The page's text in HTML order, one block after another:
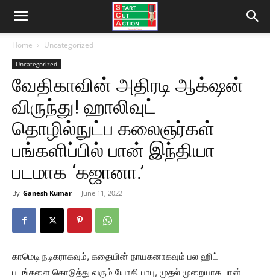
Home Uncategorized
Uncategorized
வேதிகாவின் அதிரடி ஆக்‌ஷன்
விருந்து! ஹாலிவுட்
தொழில்நுட்ப கலைஞர்கள்
பங்களிப்பில் பான் இந்தியா
படமாக ‘கஜானா.’
By Ganesh Kumar - June 11, 2022
காமெடி நடிகராகவும், கதையின் நாயகனாகவும் பல ஹிட்
படங்களை கொடுத்து வரும் யோகி பாபு, முதல் முறையாக பான்